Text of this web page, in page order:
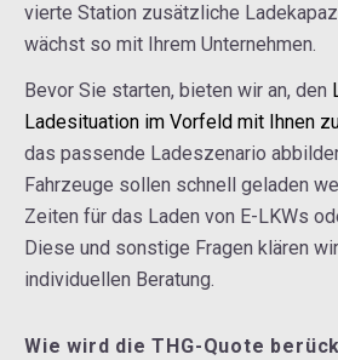
vierte Station zusätzliche
wächst so mit Ihrem Unternehmen.
Bevor Sie starten, bieten wir an, den
Ladesituation im Vorfeld mit Ihnen
das passende Ladeszenario
Fahrzeuge sollen schnell geladen
Zeiten für das Laden von E-LKWs
Diese und sonstige Fragen klären
individuellen Beratung.
Wie wird die THG-Quote